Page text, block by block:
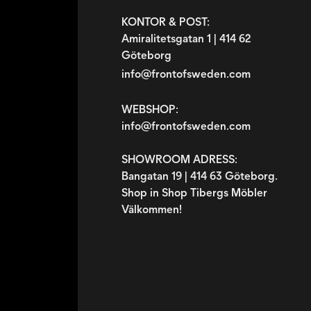
KONTOR & POST:
Amiralitetsgatan 1 | 414 62
Göteborg
info@frontofsweden.com
WEBSHOP:
info@frontofsweden.com
SHOWROOM ADRESS:
Bangatan 19 | 414 63 Göteborg.
Shop in Shop Tibergs Möbler
Välkommen!